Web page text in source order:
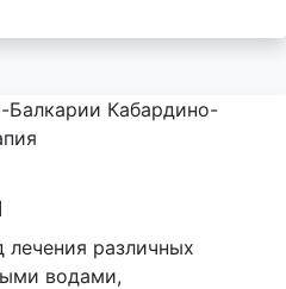
различных
водами,